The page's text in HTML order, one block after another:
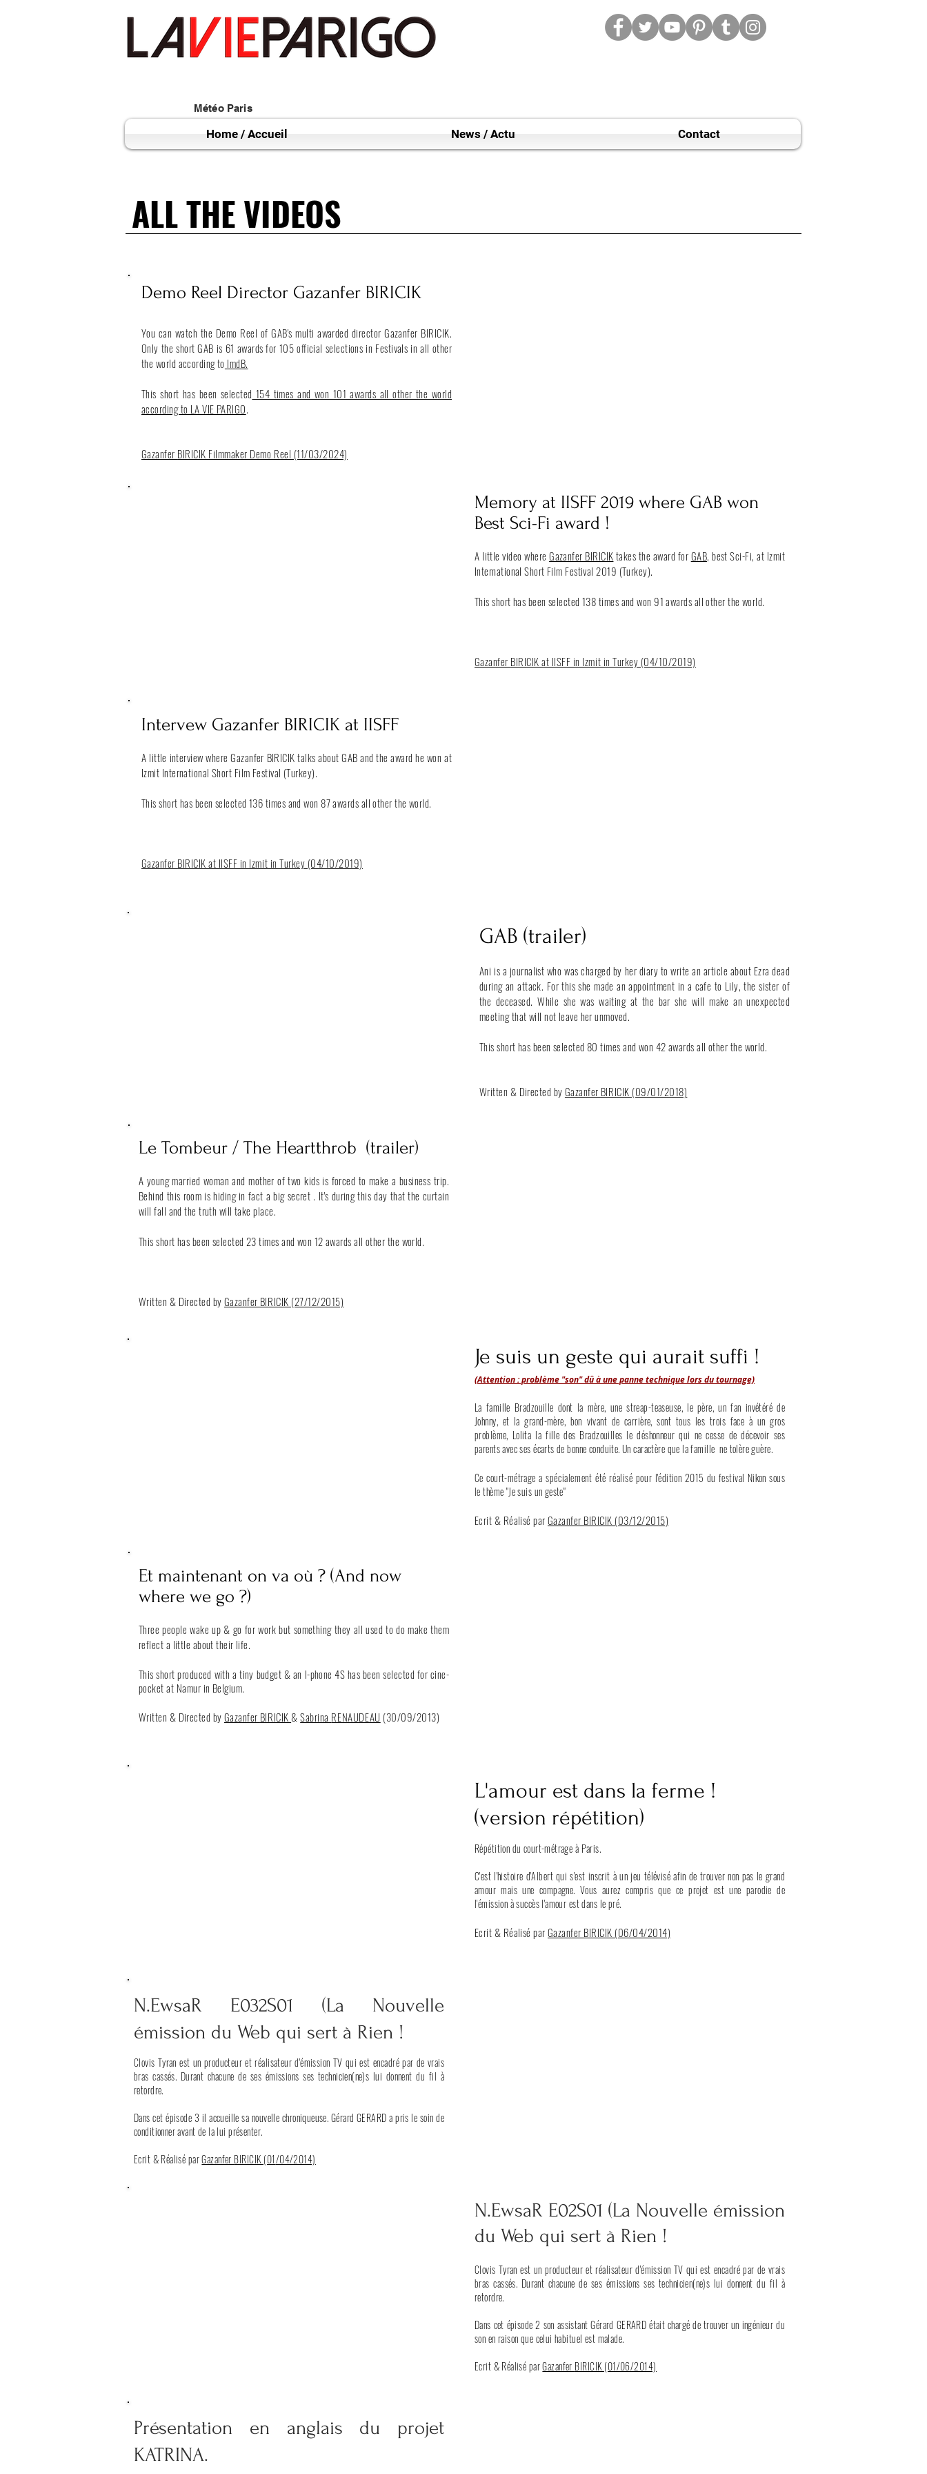
Météo Paris
Home / Accueil News / Actu Contact
ALL THE VIDEOS
ALL THE VIDEOS
Demo Reel Director Gazanfer BIRICIK
You can watch the Demo Reel of GAB's multi awarded director Gazanfer BIRICIK.
Only the short GAB is 61 awards for 105 official selections in Festivals in all other
the world according to ImdB.
This short has been selected 154 times and won 101 awards all other the world
according to LA VIE PARIGO.
Gazanfer BIRICIK Filmmaker Demo Reel (11/03/2024)
Memory at IISFF 2019 where GAB won
Best Sci-Fi award !
A little video whereGazanfer BIRICIKtakes the award forGAB, best Sci-Fi, at Izmit
International Short Film Festival 2019 (Turkey).
This short has been selected 138 times and won 91 awards all other the world.
Gazanfer BIRICIK at IISFF in Izmit in Turkey (04/10/2019)
Intervew Gazanfer BIRICIK at IISFF
A little interview where Gazanfer BIRICIK talks about GAB and the award he won at
Izmit International Short Film Festival (Turkey).
This short has been selected 136 times and won 87 awards all other the world.
Gazanfer BIRICIK at IISFF in Izmit in Turkey (04/10/2019)
GAB (trailer)
Ani is a journalist who was charged by her diary to write an article about Ezra dead
during an attack. For this she made an appointment in a cafe to Lily, the sister of
the deceased. While she was waiting at the bar she will make an unexpected
meeting that will not leave her unmoved.
This short has been selected 80 times and won 42 awards all other the world.
Written & Directed byGazanfer BIRICIK (09/01/2018)
Le Tombeur / The Heartthrob (trailer)
A young married woman and mother of two kids is forced to make a business trip.
Behind this room is hiding in fact a big secret . It's during this day that the curtain
will fall and the truth will take place.
This short has been selected 23 times and won 12 awards all other the world.
Written & Directed byGazanfer BIRICIK (27/12/2015)
Je suis un geste qui aurait suffi !
(Attention : problème "son" dû à une panne technique lors du tournage)
La famille Bradzouille dont la mère, une streap-teaseuse, le père, un fan invétéré de
Johnny, et la grand-mère, bon vivant de carrière, sont tous les trois face à un gros
problème, Lolita la fille des Bradzouilles le déshonneur qui ne cesse de décevoir ses
parents avec ses écarts de bonne conduite. Un caractère que la famille ne tolère guère.
Ce court-métrage a spécialement été réalisé pour l'édition 2015 du festival Nikon sous
le thème "Je suis un geste"
Ecrit & Réalisé parGazanfer BIRICIK (03/12/2015)
Et maintenant on va où ? (And now
where we go ?)
Three people wake up & go for work but something they all used to do make them
reflect a little about their life.
This short produced with a tiny budget & an I-phone 4S has been selected for cine-
pocket at Namur in Belgium.
Written & Directed byGazanfer BIRICIK&Sabrina RENAUDEAU (30/09/2013)
L'amour est dans la ferme !
(version répétition)
Répétition du court-métrage à Paris.
C'est l'histoire d'Albert qui s'est inscrit à un jeu télévisé afin de trouver non pas le grand
amour mais une compagne. Vous aurez compris que ce projet est une parodie de
l'émission à succès l'amour estdans le pré.
Ecrit & Réalisé parGazanfer BIRICIK (06/04/2014)
N.EwsaR E032S01 (La Nouvelle
émission du Web qui sert à Rien !
Clovis Tyran est un producteur et réalisateur d'émission TV qui est encadré par de vrais
bras cassés. Durant chacune de ses émissions ses technicien(ne)s lui donnent du fil à
retordre.
Dans cet épisode 3 il accueille sa nouvelle chroniqueuse.Gérard GERARD a pris le soin de
conditionner avant de la lui présenter.
Ecrit & Réalisé parGazanfer BIRICIK (01/04/2014)
N.EwsaR E02S01 (La Nouvelle émission
du Web qui sert à Rien !
Clovis Tyran est un producteur et réalisateur d'émission TV qui est encadré par de vrais
bras cassés. Durant chacune de ses émissions ses technicien(ne)s lui donnent du fil à
retordre.
Dans cet épisode 2 son assistant Gérard GERARD était chargé de trouver un ingénieur du
son en raison que celui habituel est malade.
Ecrit & Réalisé parGazanfer BIRICIK (01/06/2014)
Présentation en anglais du projet
KATRINA.